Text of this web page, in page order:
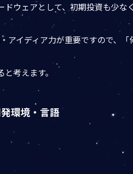
ウェアとして、初期投資も少な
アイディア力が重要ですので、
考えます。
環境・言語